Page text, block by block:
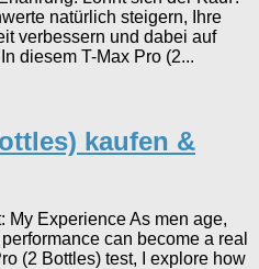
natürlich steigern, Ihre
verbessern und dabei auf
diesem T-Max Pro (2...
kaufen &
My Experience As men age,
can become a real
(2 Bottles) test, I explore how